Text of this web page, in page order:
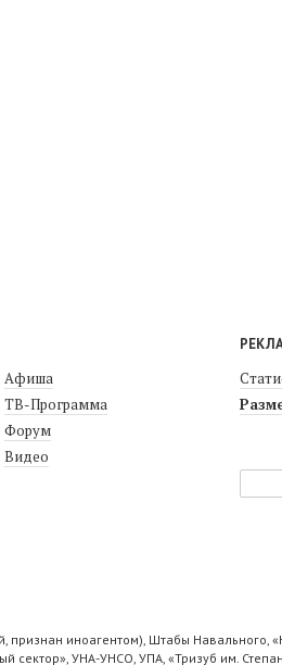
Афиша
ТВ-Программа
Форум
Видео
иноагентом), Штабы Навального,
УНА-УНСО, УПА, «Тризуб им.